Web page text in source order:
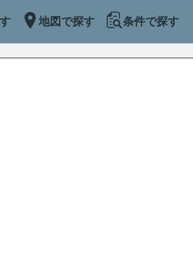
地図で探す 条件で探す